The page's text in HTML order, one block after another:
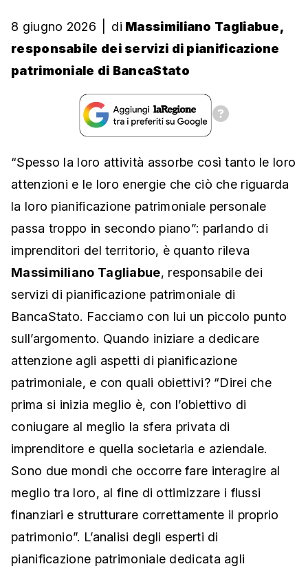
8 giugno 2026 di Massimiliano Tagliabue,
responsabile dei servizi di pianificazione
patrimoniale di BancaStato
“Spesso la loro attività assorbe così tanto le loro
attenzioni e le loro energie che ciò che riguarda
la loro pianificazione patrimoniale personale
passa troppo in secondo piano”: parlando di
imprenditori del territorio, è quanto rileva
Massimiliano Tagliabue, responsabile dei
servizi di pianificazione patrimoniale di
BancaStato. Facciamo con lui un piccolo punto
sull’argomento. Quando iniziare a dedicare
attenzione agli aspetti di pianificazione
patrimoniale, e con quali obiettivi? “Direi che
prima si inizia meglio è, con l’obiettivo di
coniugare al meglio la sfera privata di
imprenditore e quella societaria e aziendale.
Sono due mondi che occorre fare interagire al
meglio tra loro, al fine di ottimizzare i flussi
finanziari e strutturare correttamente il proprio
patrimonio”. L’analisi degli esperti di
pianificazione patrimoniale dedicata agli